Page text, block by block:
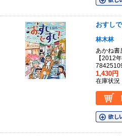
おすし
林木林
あかね書
【2012
1,430円
在庫状況